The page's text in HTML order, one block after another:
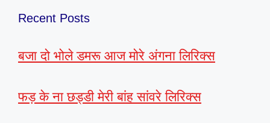
Recent Posts
बजा दो भोले डमरू आज मोरे अंगना लिरिक्स
फड़ के ना छड्डी मेरी बांह सांवरे लिरिक्स